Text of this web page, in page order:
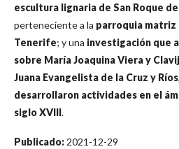
escultura lignaria de San Roque
perteneciente a la parroquia matriz
Tenerife; y una investigación que
sobre María Joaquina Viera y
Juana Evangelista de la Cruz y Ríos,
desarrollaron actividades en el
siglo XVIII.
Publicado: 2021-12-29